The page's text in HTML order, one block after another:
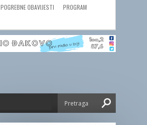
POGREBNE OBAVIJESTI
PROGRAM